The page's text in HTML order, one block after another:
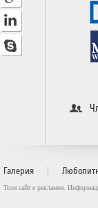
Галерия |
Този сайт е рекламен.